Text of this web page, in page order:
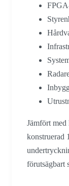
Jämfört
konstruerad
förutsägbart